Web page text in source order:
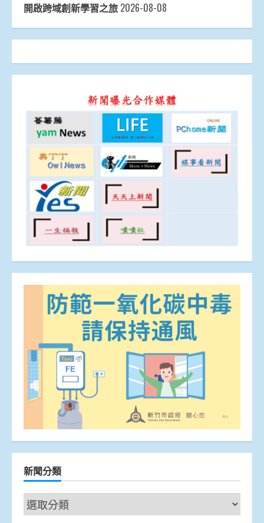
開啟跨域創新學習之旅 2026-08-08
新聞分類
新
聞